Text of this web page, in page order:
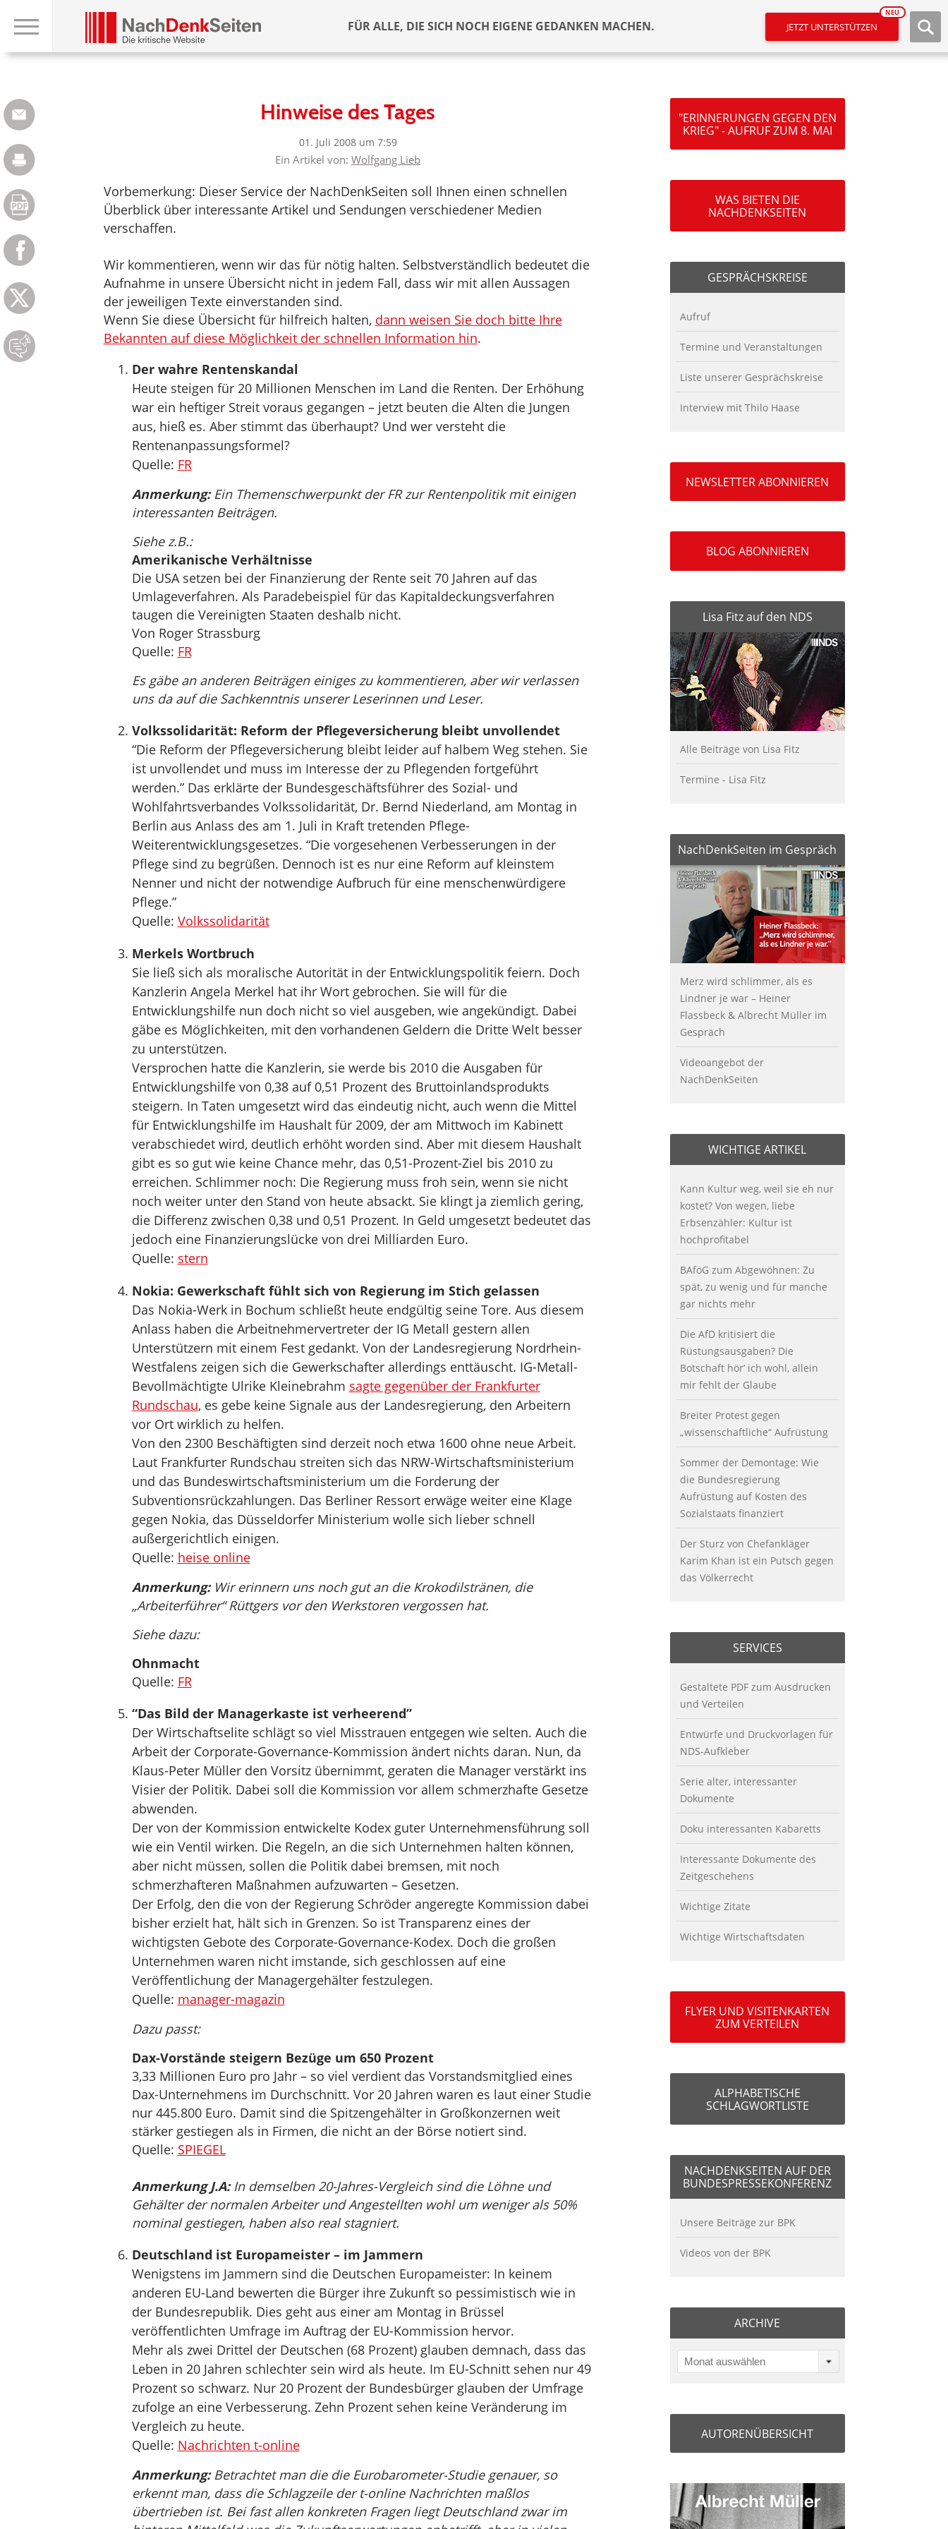
FÜR ALLE, DIE SICH NOCH EIGENE GEDANKEN MACHEN. JETZT UNTERSTÜTZEN
NEU
Hinweise des Tages
01. Juli 2008 um 7:59
Ein Artikel von: Wolfgang Lieb
Vorbemerkung: Dieser Service der NachDenkSeiten soll Ihnen einen schnellen
Überblick über interessante Artikel und Sendungen verschiedener Medien
verschaffen.
Wir kommentieren, wenn wir das für nötig halten. Selbstverständlich bedeutet die
Aufnahme in unsere Übersicht nicht in jedem Fall, dass wir mit allen Aussagen
der jeweiligen Texte einverstanden sind.
Wenn Sie diese Übersicht für hilfreich halten, dann weisen Sie doch bitte Ihre
Bekannten auf diese Möglichkeit der schnellen Information hin.
Der wahre Rentenskandal
Heute steigen für 20 Millionen Menschen im Land die Renten. Der Erhöhung
war ein heftiger Streit voraus gegangen – jetzt beuten die Alten die Jungen
aus, hieß es. Aber stimmt das überhaupt? Und wer versteht die
Rentenanpassungsformel?
Quelle: FR
Anmerkung:Ein Themenschwerpunkt der FR zur Rentenpolitik mit einigen
interessanten Beiträgen.
Siehe z.B.:
Amerikanische Verhältnisse
Die USA setzen bei der Finanzierung der Rente seit 70 Jahren auf das
Umlageverfahren. Als Paradebeispiel für das Kapitaldeckungsverfahren
taugen die Vereinigten Staaten deshalb nicht.
Von Roger Strassburg
Quelle: FR
Es gäbe an anderen Beiträgen einiges zu kommentieren, aber wir verlassen
uns da auf die Sachkenntnis unserer Leserinnen und Leser.
Volkssolidarität: Reform der Pflegeversicherung bleibt unvollendet
“Die Reform der Pflegeversicherung bleibt leider auf halbem Weg stehen. Sie
ist unvollendet und muss im Interesse der zu Pflegenden fortgeführt
werden.” Das erklärte der Bundesgeschäftsführer des Sozial- und
Wohlfahrtsverbandes Volkssolidarität, Dr. Bernd Niederland, am Montag in
Berlin aus Anlass des am 1. Juli in Kraft tretenden Pflege-
Weiterentwicklungsgesetzes. “Die vorgesehenen Verbesserungen in der
Pflege sind zu begrüßen. Dennoch ist es nur eine Reform auf kleinstem
Nenner und nicht der notwendige Aufbruch für eine menschenwürdigere
Pflege.”
Quelle: Volkssolidarität
Merkels Wortbruch
Sie ließ sich als moralische Autorität in der Entwicklungspolitik feiern. Doch
Kanzlerin Angela Merkel hat ihr Wort gebrochen. Sie will für die
Entwicklungshilfe nun doch nicht so viel ausgeben, wie angekündigt. Dabei
gäbe es Möglichkeiten, mit den vorhandenen Geldern die Dritte Welt besser
zu unterstützen.
Versprochen hatte die Kanzlerin, sie werde bis 2010 die Ausgaben für
Entwicklungshilfe von 0,38 auf 0,51 Prozent des Bruttoinlandsprodukts
steigern. In Taten umgesetzt wird das eindeutig nicht, auch wenn die Mittel
für Entwicklungshilfe im Haushalt für 2009, der am Mittwoch im Kabinett
verabschiedet wird, deutlich erhöht worden sind. Aber mit diesem Haushalt
gibt es so gut wie keine Chance mehr, das 0,51-Prozent-Ziel bis 2010 zu
erreichen. Schlimmer noch: Die Regierung muss froh sein, wenn sie nicht
noch weiter unter den Stand von heute absackt. Sie klingt ja ziemlich gering,
die Differenz zwischen 0,38 und 0,51 Prozent. In Geld umgesetzt bedeutet das
jedoch eine Finanzierungslücke von drei Milliarden Euro.
Quelle: stern
Nokia: Gewerkschaft fühlt sich von Regierung im Stich gelassen
Das Nokia-Werk in Bochum schließt heute endgültig seine Tore. Aus diesem
Anlass haben die Arbeitnehmervertreter der IG Metall gestern allen
Unterstützern mit einem Fest gedankt. Von der Landesregierung Nordrhein-
Westfalens zeigen sich die Gewerkschafter allerdings enttäuscht. IG-Metall-
Bevollmächtigte Ulrike Kleinebrahm sagte gegenüber der Frankfurter
Rundschau, es gebe keine Signale aus der Landesregierung, den Arbeitern
vor Ort wirklich zu helfen.
Von den 2300 Beschäftigten sind derzeit noch etwa 1600 ohne neue Arbeit.
Laut Frankfurter Rundschau streiten sich das NRW-Wirtschaftsministerium
und das Bundeswirtschaftsministerium um die Forderung der
Subventionsrückzahlungen. Das Berliner Ressort erwäge weiter eine Klage
gegen Nokia, das Düsseldorfer Ministerium wolle sich lieber schnell
außergerichtlich einigen.
Quelle: heise online
Anmerkung:Wir erinnern uns noch gut an die Krokodilstränen, die
„Arbeiterführer“ Rüttgers vor den Werkstoren vergossen hat.
Siehe dazu:
Ohnmacht
Quelle: FR
“Das Bild der Managerkaste ist verheerend”
Der Wirtschaftselite schlägt so viel Misstrauen entgegen wie selten. Auch die
Arbeit der Corporate-Governance-Kommission ändert nichts daran. Nun, da
Klaus-Peter Müller den Vorsitz übernimmt, geraten die Manager verstärkt ins
Visier der Politik. Dabei soll die Kommission vor allem schmerzhafte Gesetze
abwenden.
Der von der Kommission entwickelte Kodex guter Unternehmensführung soll
wie ein Ventil wirken. Die Regeln, an die sich Unternehmen halten können,
aber nicht müssen, sollen die Politik dabei bremsen, mit noch
schmerzhafteren Maßnahmen aufzuwarten – Gesetzen.
Der Erfolg, den die von der Regierung Schröder angeregte Kommission dabei
bisher erzielt hat, hält sich in Grenzen. So ist Transparenz eines der
wichtigsten Gebote des Corporate-Governance-Kodex. Doch die großen
Unternehmen waren nicht imstande, sich geschlossen auf eine
Veröffentlichung der Managergehälter festzulegen.
Quelle: manager-magazin
Dazu passt:
Dax-Vorstände steigern Bezüge um 650 Prozent
3,33 Millionen Euro pro Jahr – so viel verdient das Vorstandsmitglied eines
Dax-Unternehmens im Durchschnitt. Vor 20 Jahren waren es laut einer Studie
nur 445.800 Euro. Damit sind die Spitzengehälter in Großkonzernen weit
stärker gestiegen als in Firmen, die nicht an der Börse notiert sind.
Quelle: SPIEGEL
Anmerkung J.A:In demselben 20-Jahres-Vergleich sind die Löhne und
Gehälter der normalen Arbeiter und Angestellten wohl um weniger als 50%
nominal gestiegen, haben also real stagniert.
Deutschland ist Europameister – im Jammern
Wenigstens im Jammern sind die Deutschen Europameister: In keinem
anderen EU-Land bewerten die Bürger ihre Zukunft so pessimistisch wie in
der Bundesrepublik. Dies geht aus einer am Montag in Brüssel
veröffentlichten Umfrage im Auftrag der EU-Kommission hervor.
Mehr als zwei Drittel der Deutschen (68 Prozent) glauben demnach, dass das
Leben in 20 Jahren schlechter sein wird als heute. Im EU-Schnitt sehen nur 49
Prozent so schwarz. Nur 20 Prozent der Bundesbürger glauben der Umfrage
zufolge an eine Verbesserung. Zehn Prozent sehen keine Veränderung im
Vergleich zu heute.
Quelle: Nachrichten t-online
Anmerkung:Betrachtet man die die Eurobarometer-Studie genauer, so
erkennt man, dass die Schlagzeile der t-online Nachrichten maßlos
übertrieben ist. Bei fast allen konkreten Fragen liegt Deutschland zwar im
"ERINNERUNGEN GEGEN DEN
KRIEG" - AUFRUF ZUM 8. MAI
WAS BIETEN DIE
NACHDENKSEITEN
GESPRÄCHSKREISE
Aufruf
Termine und Veranstaltungen
Liste unserer Gesprächskreise
Interview mit Thilo Haase
NEWSLETTER ABONNIEREN
BLOG ABONNIEREN
Lisa Fitz auf den NDS
Alle Beiträge von Lisa Fitz
Termine - Lisa Fitz
NachDenkSeiten im Gespräch
Merz wird schlimmer, als es
Lindner je war – Heiner
Flassbeck & Albrecht Müller im
Gespräch
Videoangebot der
NachDenkSeiten
WICHTIGE ARTIKEL
Kann Kultur weg, weil sie eh nur
kostet? Von wegen, liebe
Erbsenzähler: Kultur ist
hochprofitabel
BAföG zum Abgewöhnen: Zu
spät, zu wenig und für manche
gar nichts mehr
Die AfD kritisiert die
Rüstungsausgaben? Die
Botschaft hör’ ich wohl, allein
mir fehlt der Glaube
Breiter Protest gegen
„wissenschaftliche“ Aufrüstung
Sommer der Demontage: Wie
die Bundesregierung
Aufrüstung auf Kosten des
Sozialstaats finanziert
Der Sturz von Chefankläger
Karim Khan ist ein Putsch gegen
das Völkerrecht
SERVICES
Gestaltete PDF zum Ausdrucken
und Verteilen
Entwürfe und Druckvorlagen für
NDS-Aufkleber
Serie alter, interessanter
Dokumente
Doku interessanten Kabaretts
Interessante Dokumente des
Zeitgeschehens
Wichtige Zitate
Wichtige Wirtschaftsdaten
FLYER UND VISITENKARTEN
ZUM VERTEILEN
ALPHABETISCHE
SCHLAGWORTLISTE
NACHDENKSEITEN AUF DER
BUNDESPRESSEKONFERENZ
Unsere Beiträge zur BPK
Videos von der BPK
ARCHIVE
Monat auswählen
AUTORENÜBERSICHT